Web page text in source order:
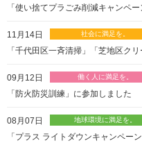
「使い捨てプラごみ削減キャンペ
11月14日
「千代田区一斉清掃」「芝地区ク
09月12日
「防火防災訓練」に参加しました
08月07日
「プラス ライトダウンキャンペー